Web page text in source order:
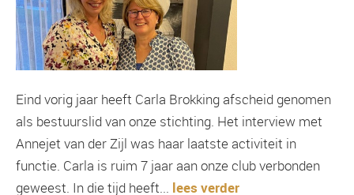
Eind vorig jaar heeft Carla Brokking afscheid genomen
als bestuurslid van onze stichting. Het interview met
Annejet van der Zijl was haar laatste activiteit in
functie. Carla is ruim 7 jaar aan onze club verbonden
geweest. In die tijd heeft... lees verder